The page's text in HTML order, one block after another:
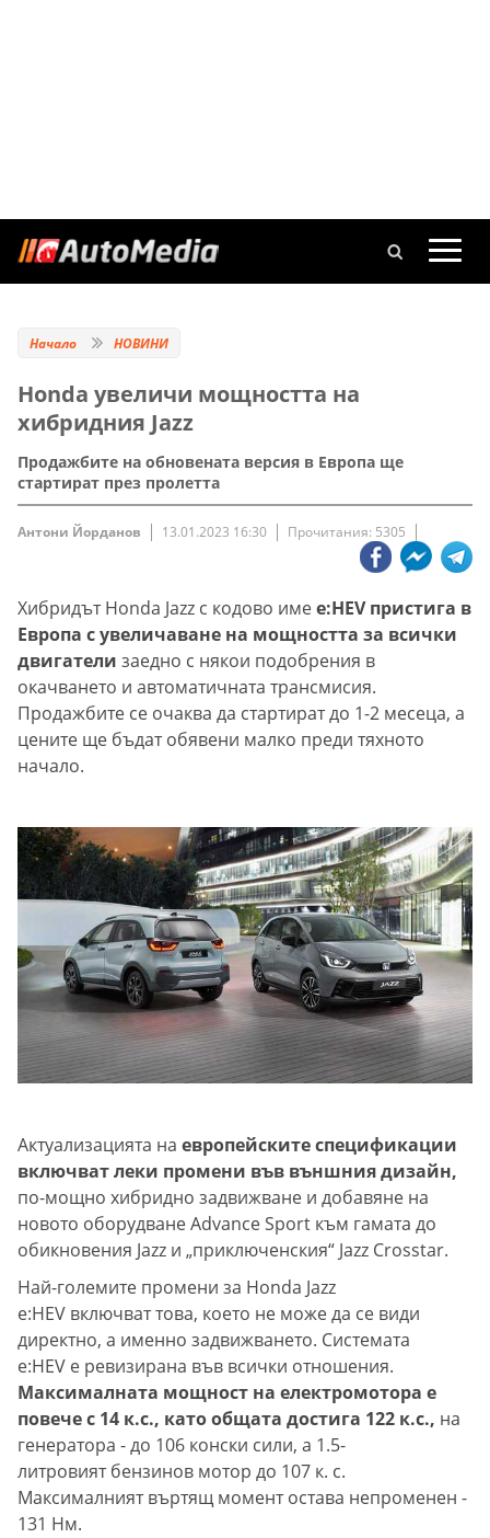
Начало НОВИНИ
Honda увеличи мощността на
хибридния Jazz
Продажбите на обновената версия в Европа ще
стартират през пролетта
Антони Йорданов 13.01.2023 16:30 Прочитания: 5305
Хибридът Honda Jazz с кодово имеe:HEV пристига в
Европа с увеличаване на мощността за всички
двигатели заедно с някои подобрения в
окачването и автоматичната трансмисия.
Продажбите се очаква да стартират до 1-2 месеца, а
цените ще бъдат обявени малко преди тяхното
начало.
Актуализацията на европейските спецификации
включват леки промени във външния дизайн,
по-мощно хибридно задвижване и добавяне на
новото оборудване Advance Sport към гамата до
обикновения Jazz и „приключенския“ Jazz Crosstar.
Най-големите промени за Honda Jazz
e:HEV включват това, което не може да се види
директно, а именно задвижването. Системата
e:HEV е ревизирана във всички отношения.
Максималната мощност на електромотора е
повече с 14 к.с., като общата достига 122 к.с., на
генератора - до 106 конски сили, а 1.5-
литровият бензинов мотор до 107 к. с.
Максималният въртящ момент остава непроменен -
131 Нм.